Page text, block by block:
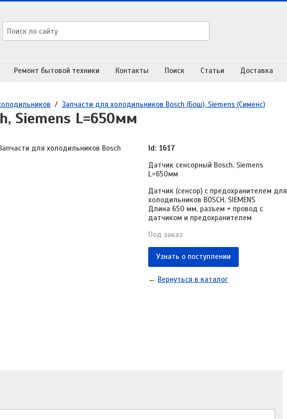
Ремонт бытовой техники Контакты Поиск Статьи Доставка
/ Запчасти для холодильников Bosch (Бош), Siemens (Сименс)
Siemens L=650мм
Id: 1617
Датчик сенсорный Bosch, Siemens
L=650мм
Датчик (сенсор) с предохранителем для
холодильников BOSCH, SIEMENS
Длина 650 мм, разъем + провод с
датчиком и предохранителем
Под заказ
Узнать о поступлении
← Вернуться в каталог